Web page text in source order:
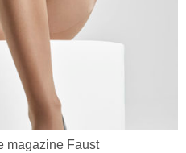
magazine Faust